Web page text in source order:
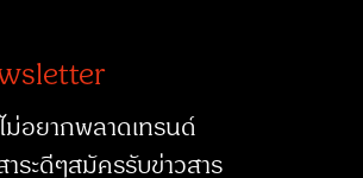
ม่อยากพลาดเทรนด์
าระดีๆสมัครรับข่าวสาร